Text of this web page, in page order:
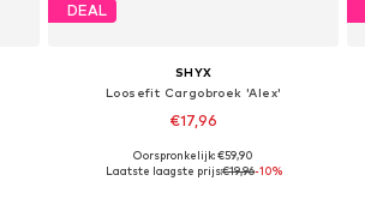
DEAL
SHYX
Loosefit Cargobroek 'Alex'
€17,96
Beschikbare maten: 36, 38, 40, 42, 44
Oorspronkelijk: €59,90
Laatste laagste prijs:€19,96-10%